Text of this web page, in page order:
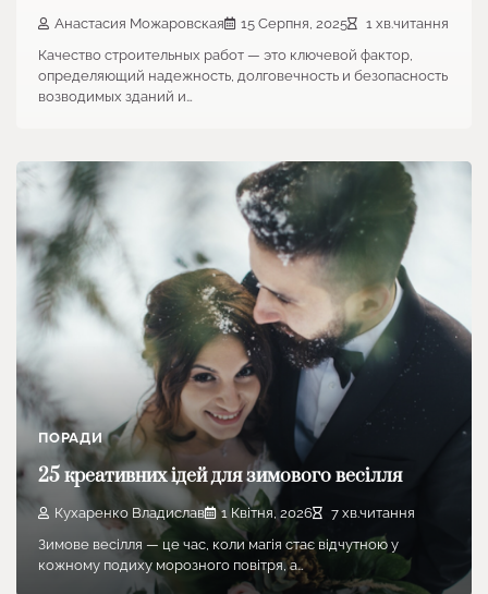
Анастасия Можаровская 15 Серпня, 2025
1 хв.читання
Качество строительных работ — это ключевой фактор,
определяющий надежность, долговечность и безопасность
возводимых зданий и…
ПОРАДИ
25 креативних ідей для зимового весілля
Кухаренко Владислав 1 Квітня, 2026
7 хв.читання
Зимове весілля — це час, коли магія стає відчутною у
кожному подиху морозного повітря, а…